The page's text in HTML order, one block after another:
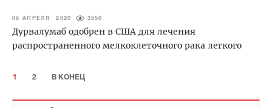
08 АПРЕЛЯ 2020 3550
Дурвалумаб одобрен в США для лечения
распространенного мелкоклеточного рака легкого
1 2 В КОНЕЦ